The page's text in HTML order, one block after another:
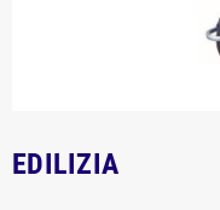
EDILIZIA